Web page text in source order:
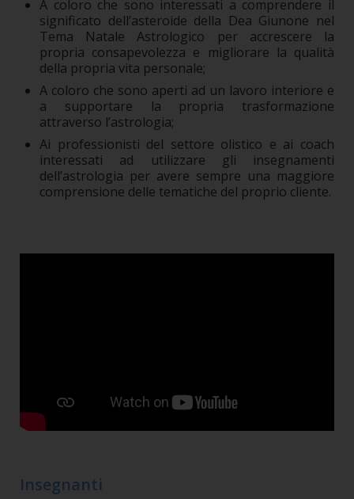
A coloro che sono interessati a comprendere il
significato dell’asteroide della Dea Giunone nel
Tema Natale Astrologico per accrescere la
propria consapevolezza e migliorare la qualità
della propria vita personale;
A coloro che sono aperti ad un lavoro interiore e
a supportare la propria trasformazione
attraverso l’astrologia;
Ai professionisti del settore olistico e ai coach
interessati ad utilizzare gli insegnamenti
dell’astrologia per avere sempre una maggiore
comprensione delle tematiche del proprio cliente.
Insegnanti